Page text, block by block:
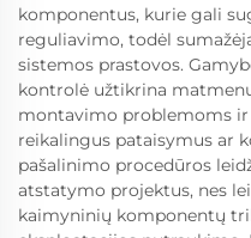
komponentus, kurie gali
reguliavimo, todėl
sistemos prastovos.
kontrolė užtikrina
montavimo problemoms
reikalingus pataisymus ar
pašalinimo procedūros
atstatymo projektus, nes
kaimyninių komponentų